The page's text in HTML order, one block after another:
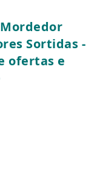
Sortidas -
ofertas e